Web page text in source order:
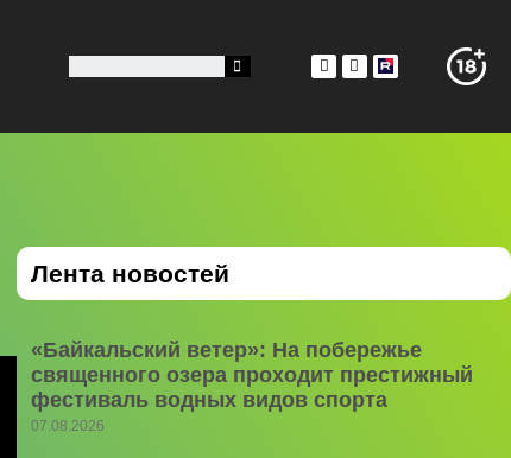
Лента новостей
«Байкальский ветер»: На побережье
священного озера проходит престижный
фестиваль водных видов спорта
07.08.2026